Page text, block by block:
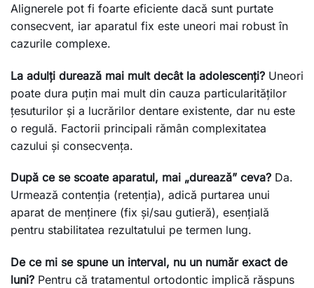
Alignerele pot fi foarte eficiente dacă sunt purtate
consecvent, iar aparatul fix este uneori mai robust în
cazurile complexe.
La adulți durează mai mult decât la adolescenți? Uneori
poate dura puțin mai mult din cauza particularităților
țesuturilor și a lucrărilor dentare existente, dar nu este
o regulă. Factorii principali rămân complexitatea
cazului și consecvența.
După ce se scoate aparatul, mai „durează” ceva? Da.
Urmează contenția (retenția), adică purtarea unui
aparat de menținere (fix și/sau gutieră), esențială
pentru stabilitatea rezultatului pe termen lung.
De ce mi se spune un interval, nu un număr exact de
luni? Pentru că tratamentul ortodontic implică răspuns